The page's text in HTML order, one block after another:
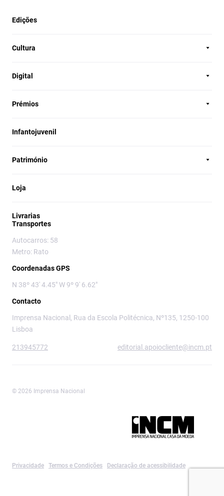
Edições
Cultura
Digital
Prémios
Infantojuvenil
Património
Loja
Livrarias
Transportes
Autocarros: 58
Metro: Rato
Coordenadas GPS
N 38º 43' 4.45" W 9º 9' 6.62"
Contacto
Imprensa Nacional, Rua da Escola Politécnica, Nº135, 1250-100
Lisboa
213945772 editorial.apoiocliente@incm.pt
© 2026 Imprensa Nacional
Privacidade Termos e Condições Declaração de acessibilidade